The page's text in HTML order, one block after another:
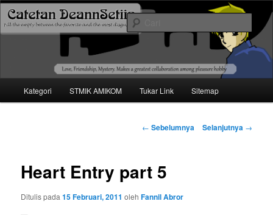
Catetan DS
Mari bermimpi dan ciptakan kehendak
Langsung
utama
Kategori STMIK AMIKOM Tukar Link Sitemap
Navigasi
← Sebelumnya Selanjutnya →
Heart Entry part 5
Ditulis pada15 Februari, 2011 olehFannil Abror